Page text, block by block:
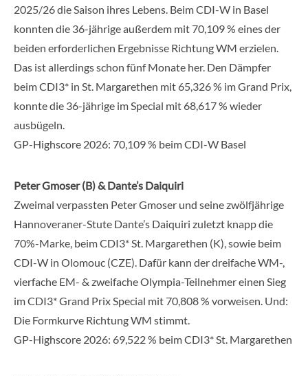
2025/26 die Saison ihres Lebens. Beim CDI-W in Basel
konnten die 36-jährige außerdem mit 70,109 % eines der
beiden erforderlichen Ergebnisse Richtung WM erzielen.
Das ist allerdings schon fünf Monate her. Den Dämpfer
beim CDI3* in St. Margarethen mit 65,326 % im Grand Prix,
konnte die 36-jährige im Special mit 68,617 % wieder
ausbügeln.
GP-Highscore 2026: 70,109 % beim CDI-W Basel
Peter Gmoser (B) & Dante’s Daiquiri
Zweimal verpassten Peter Gmoser und seine zwölfjährige
Hannoveraner-Stute Dante’s Daiquiri zuletzt knapp die
70%-Marke, beim CDI3* St. Margarethen (K), sowie beim
CDI-W in Olomouc (CZE). Dafür kann der dreifache WM-,
vierfache EM- & zweifache Olympia-Teilnehmer einen Sieg
im CDI3* Grand Prix Special mit 70,808 % vorweisen. Und:
Die Formkurve Richtung WM stimmt.
GP-Highscore 2026: 69,522 % beim CDI3* St. Margarethen